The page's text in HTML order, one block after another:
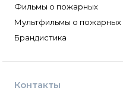
Фильмы о пожарных
Мультфильмы о пожарных
Брандистика
Контакты